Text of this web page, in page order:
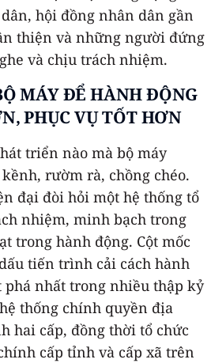
hội đồng nhân dân gần
thiện và những người đứng
và chịu trách nhiệm.
MÁY ĐỂ HÀNH ĐỘNG
PHỤC VỤ TỐT HƠN
triển nào mà bộ máy
rườm rà, chồng chéo.
đại đòi hỏi một hệ thống tổ
nhiệm, minh bạch trong
trong hành động. Cột mốc
tiến trình cải cách hành
nhất trong nhiều thập kỷ
thống chính quyền địa
hai cấp, đồng thời tổ chức
cấp tỉnh và cấp xã trên